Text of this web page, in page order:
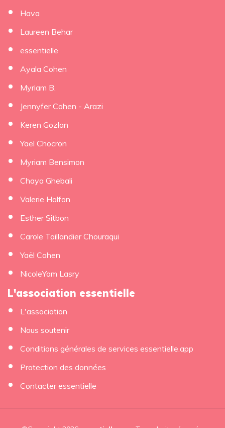
Hava
Laureen Behar
essentielle
Ayala Cohen
Myriam B.
Jennyfer Cohen - Arazi
Keren Gozlan
Yael Chocron
Myriam Bensimon
Chaya Ghebali
Valerie Halfon
Esther Sitbon
Carole Taillandier Chouraqui
Yaël Cohen
NicoleYam Lasry
L'association essentielle
L'association
Nous soutenir
Conditions générales de services essentielle.app
Protection des données
Contacter essentielle